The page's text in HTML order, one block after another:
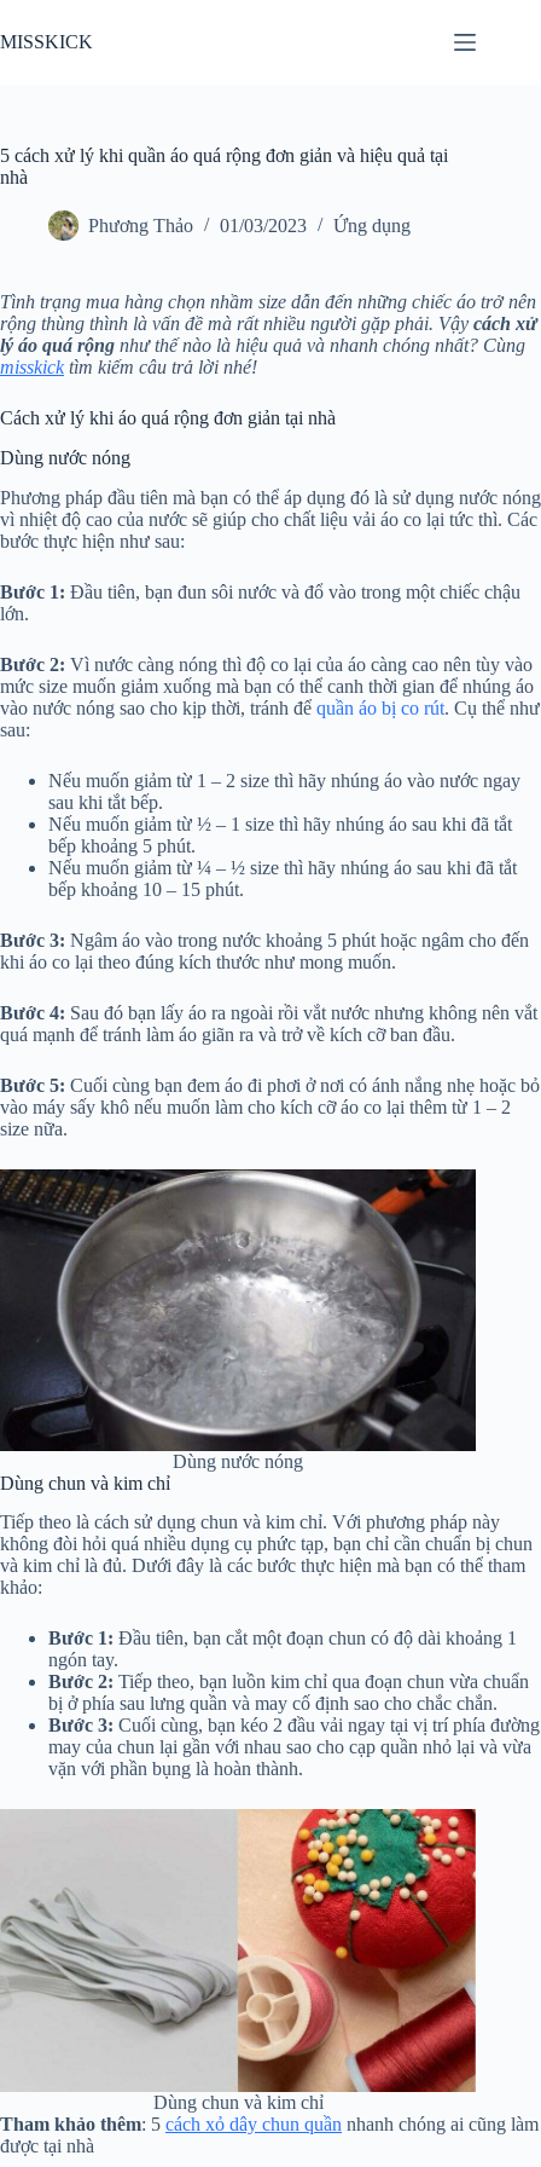
đến
phần
MISSKICK
5 cách xử lý khi quần áo quá rộng đơn giản và hiệu quả tại
nhà
Phương Thảo 01/03/2023 Ứng dụng
Tình trạng mua hàng chọn nhầm size dẫn đến những chiếc áo trở nên
rộng thùng thình là vấn đề mà rất nhiều người gặp phải. Vậy cách xử
lý áo quá rộng như thế nào là hiệu quả và nhanh chóng nhất? Cùng
misskicktìm kiếm câu trả lời nhé!
Cách xử lý khi áo quá rộng đơn giản tại nhà
Dùng nước nóng
Phương pháp đầu tiên mà bạn có thể áp dụng đó là sử dụng nước nóng
vì nhiệt độ cao của nước sẽ giúp cho chất liệu vải áo co lại tức thì. Các
bước thực hiện như sau:
Bước 1: Đầu tiên, bạn đun sôi nước và đổ vào trong một chiếc chậu
lớn.
Bước 2: Vì nước càng nóng thì độ co lại của áo càng cao nên tùy vào
mức size muốn giảm xuống mà bạn có thể canh thời gian để nhúng áo
vào nước nóng sao cho kịp thời, tránh để quần áo bị co rút. Cụ thể như
sau:
Nếu muốn giảm từ 1 – 2 size thì hãy nhúng áo vào nước ngay
sau khi tắt bếp.
Nếu muốn giảm từ ½ – 1 size thì hãy nhúng áo sau khi đã tắt
bếp khoảng 5 phút.
Nếu muốn giảm từ ¼ – ½ size thì hãy nhúng áo sau khi đã tắt
bếp khoảng 10 – 15 phút.
Bước 3: Ngâm áo vào trong nước khoảng 5 phút hoặc ngâm cho đến
khi áo co lại theo đúng kích thước như mong muốn.
Bước 4: Sau đó bạn lấy áo ra ngoài rồi vắt nước nhưng không nên vắt
quá mạnh để tránh làm áo giãn ra và trở về kích cỡ ban đầu.
Bước 5: Cuối cùng bạn đem áo đi phơi ở nơi có ánh nắng nhẹ hoặc bỏ
vào máy sấy khô nếu muốn làm cho kích cỡ áo co lại thêm từ 1 – 2
size nữa.
Dùng nước nóng
Dùng chun và kim chỉ
Tiếp theo là cách sử dụng chun và kim chỉ. Với phương pháp này
không đòi hỏi quá nhiều dụng cụ phức tạp, bạn chỉ cần chuẩn bị chun
và kim chỉ là đủ. Dưới đây là các bước thực hiện mà bạn có thể tham
khảo:
Bước 1: Đầu tiên, bạn cắt một đoạn chun có độ dài khoảng 1
ngón tay.
Bước 2: Tiếp theo, bạn luồn kim chỉ qua đoạn chun vừa chuẩn
bị ở phía sau lưng quần và may cố định sao cho chắc chắn.
Bước 3: Cuối cùng, bạn kéo 2 đầu vải ngay tại vị trí phía đường
may của chun lại gần với nhau sao cho cạp quần nhỏ lại và vừa
vặn với phần bụng là hoàn thành.
Dùng chun và kim chỉ
Tham khảo thêm: 5 cách xỏ dây chun quần nhanh chóng ai cũng làm
được tại nhà